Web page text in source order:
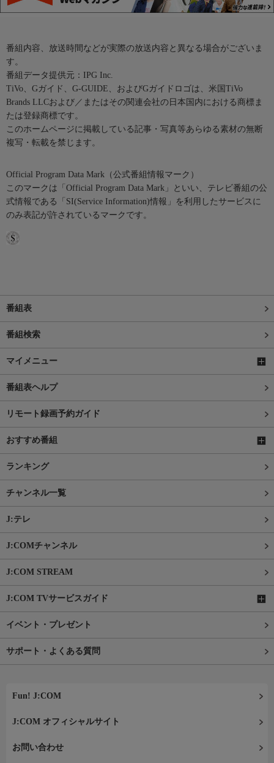
番組内容、放送時間などが実際の放送内容と異なる場合がございま
す。
番組データ提供元：IPG Inc.
TiVo、Gガイド、G-GUIDE、およびGガイドロゴは、米国TiVo
Brands LLCおよび／またはその関連会社の日本国内における商標ま
たは登録商標です。
このホームページに掲載している記事・写真等あらゆる素材の無断
複写・転載を禁じます。
Official Program Data Mark（公式番組情報マーク）
このマークは「Official Program Data Mark」といい、テレビ番組の公
式情報である「SI(Service Information)情報」を利用したサービスに
のみ表記が許されているマークです。
番組表
番組検索
マイメニュー
番組表ヘルプ
リモート録画予約ガイド
おすすめ番組
ランキング
チャンネル一覧
J:テレ
J:COMチャンネル
J:COM STREAM
J:COM TVサービスガイド
イベント・プレゼント
サポート・よくある質問
Fun! J:COM
J:COM オフィシャルサイト
お問い合わせ